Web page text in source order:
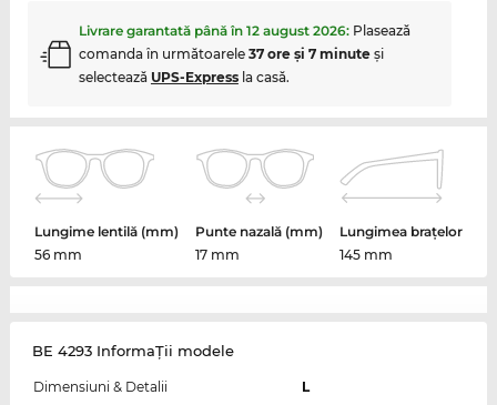
Livrare garantată până în 12 august 2026: Plasează
comanda în următoarele 37 ore şi 7 minuteşi
selectează UPS-Expressla casă.
Lungime lentilă (mm)
56 mm
Punte nazală (mm)
17 mm
Lungimea brațelor
145 mm
BE 4293 InformaŢii modele
Dimensiuni & Detalii
L